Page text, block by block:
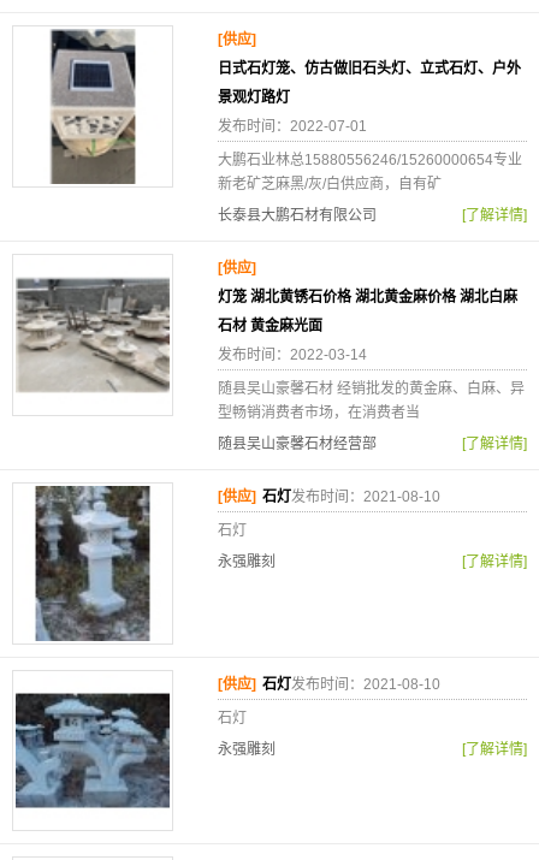
[供应]
日式石灯笼、仿古做旧石头灯、立式石灯、户外
景观灯路灯
发布时间：2022-07-01
大鹏石业林总15880556246/15260000654专业
新老矿芝麻黑/灰/白供应商，自有矿
长泰县大鹏石材有限公司
[了解详情]
[供应]
灯笼 湖北黄锈石价格 湖北黄金麻价格 湖北白麻
石材 黄金麻光面
发布时间：2022-03-14
随县吴山豪馨石材 经销批发的黄金麻、白麻、异
型畅销消费者市场，在消费者当
随县吴山豪馨石材经营部
[了解详情]
[供应] 石灯发布时间：2021-08-10
石灯
永强雕刻
[了解详情]
[供应] 石灯发布时间：2021-08-10
石灯
永强雕刻
[了解详情]